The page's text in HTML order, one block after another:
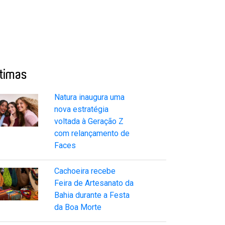
Natura inaugura uma
nova estratégia
voltada à Geração Z
com relançamento de
Faces
Cachoeira recebe
Feira de Artesanato da
Bahia durante a Festa
da Boa Morte